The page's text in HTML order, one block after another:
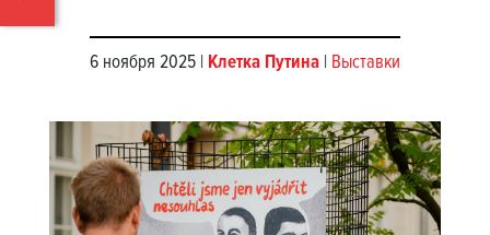
6 ноября 2025 | Клетка Путина | Выставки